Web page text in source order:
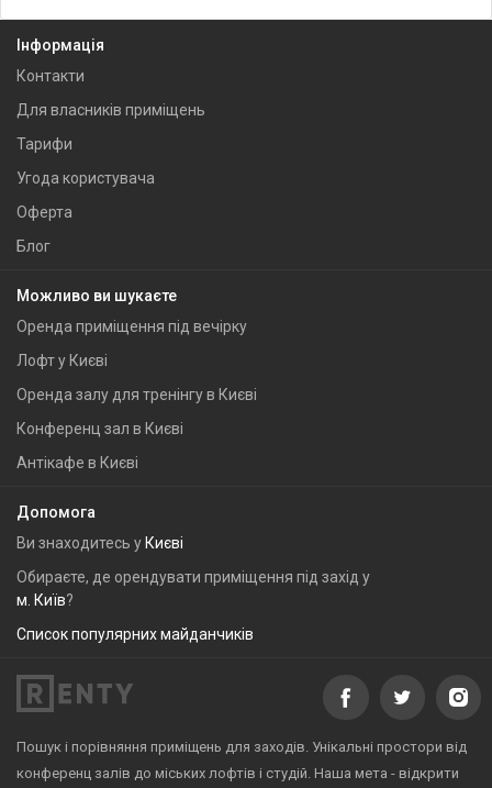
Інформація
Контакти
Для власників приміщень
Тарифи
Угода користувача
Оферта
Блог
Можливо ви шукаєте
Оренда приміщення під вечірку
Лофт у Києві
Оренда залу для тренінгу в Києві
Конференц зал в Києві
Антікафе в Києві
Допомога
Ви знаходитесь у Києві
Обираєте, де орендувати приміщення під захід у
м. Київ?
Список популярних майданчиків
Пошук і порівняння приміщень для заходів. Унікальні простори від
конференц залів до міських лофтів і студій. Наша мета - відкрити